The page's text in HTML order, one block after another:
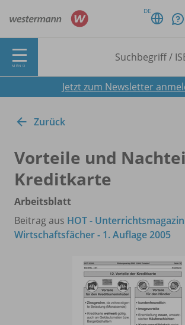
DE
MENÜ
Jetzt zum Newsletter
Zurück
Vorteile und
Kreditkarte
Arbeitsblatt
Beitrag aus HOT -
Wirtschaftsfächer - 1. Auflage 2005